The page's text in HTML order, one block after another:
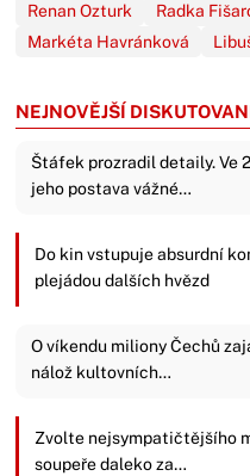
Renan Ozturk
Radka
Markéta Havránková
NEJNOVĚJŠÍ
Štáfek prozradil detaily. Ve
jeho postava vážné…
Do kin vstupuje absurdní
plejádou dalších hvězd
O víkendu miliony Čechů
nálož kultovních…
Zvolte nejsympatičtějšího
soupeře daleko za…